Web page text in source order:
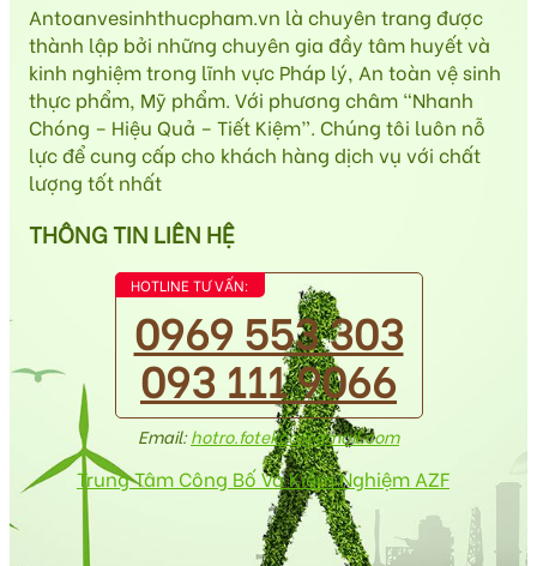
Antoanvesinhthucpham.vn là chuyên trang được
thành lập bởi những chuyên gia đầy tâm huyết và
kinh nghiệm trong lĩnh vực Pháp lý, An toàn vệ sinh
thực phẩm, Mỹ phẩm. Với phương châm “Nhanh
Chóng – Hiệu Quả – Tiết Kiệm”. Chúng tôi luôn nỗ
lực để cung cấp cho khách hàng dịch vụ với chất
lượng tốt nhất
THÔNG TIN LIÊN HỆ
HOTLINE TƯ VẤN:
0969 553 303
093 111 9066
Email:hotro.fotekco@gmail.com
Trung Tâm Công Bố Và Kiểm Nghiệm AZF